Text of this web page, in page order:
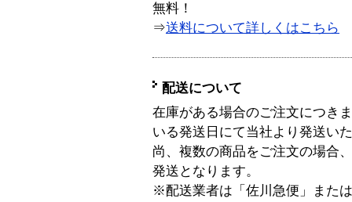
無料！
⇒送料について詳しくはこちら
配送について
在庫がある場合のご注文につき
いる発送日にて当社より発送い
尚、複数の商品をご注文の場合
発送となります。
※配送業者は「佐川急便」また